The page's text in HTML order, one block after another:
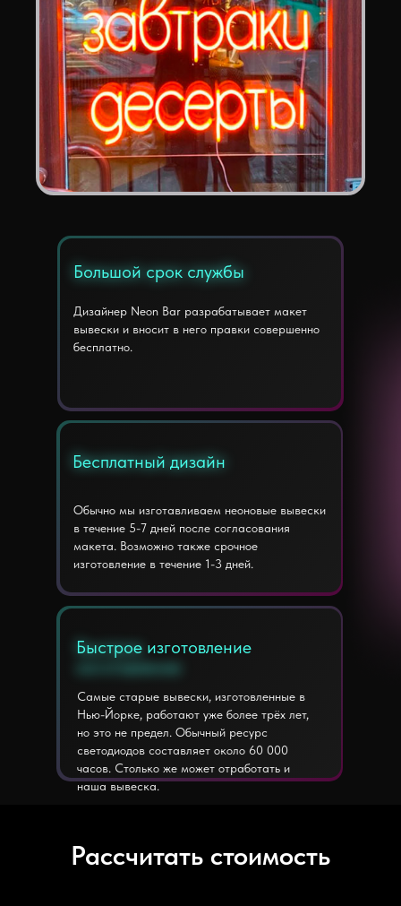
Дизайнер Neon Bar разрабатывает макет
вывески и вносит в него правки совершенно
бесплатно.
Обычно мы изготавливаем неоновые вывески
в течение 5-7 дней после согласования
макета. Возможно также срочное
изготовление в течение 1-3 дней.
Самые старые вывески, изготовленные в
Нью-Йорке, работают уже более трёх лет,
но это не предел. Обычный ресурс
светодиодов составляет около 60 000
часов. Столько же может отработать и
наша вывеска.
Большой срок службы
Большой срок службы
Бесплатный дизайн
Бесплатный дизайн
Быстрое изготовление
Быстрое
изготовление
Рассчитать стоимость